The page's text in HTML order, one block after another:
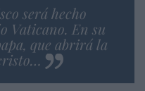
será hecho
Vaticano. En su
que abrirá la